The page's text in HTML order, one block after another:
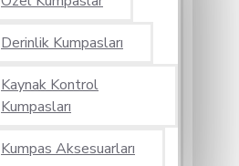
Derinlik Kumpasları
Kaynak Kontrol
Kumpasları
Kumpas Aksesuarları